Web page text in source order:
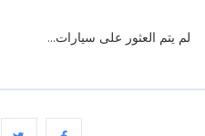
لم يتم العثور على سيارات...